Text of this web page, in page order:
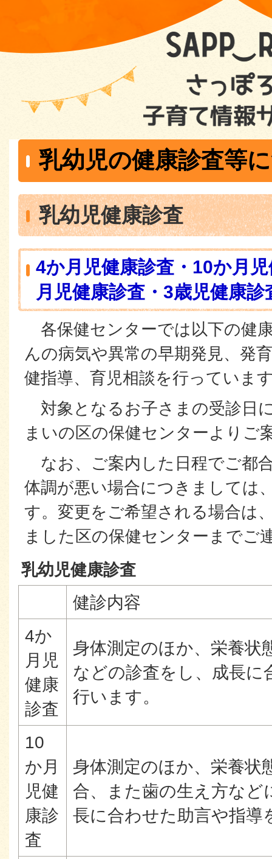
乳幼児の健康診査等
乳幼児健康診査
4か月児健康診査・10か月
月児健康診査・3歳児健康
各保健センターでは以下の健
んの病気や異常の早期発見、発
健指導、育児相談を行っていま
対象となるお子さまの受診日
まいの区の保健センターよりご
なお、ご案内した日程でご都
体調が悪い場合につきましては
す。変更をご希望される場合は
ました区の保健センターまでご
乳幼児健康診査
健診内容
4か
月児
健康
診査
身体測定のほか、栄養状
などの診査をし、成長に
行います。
10
か月
児健
康診
査
身体測定のほか、栄養状
合、また歯の生え方など
長に合わせた助言や指導